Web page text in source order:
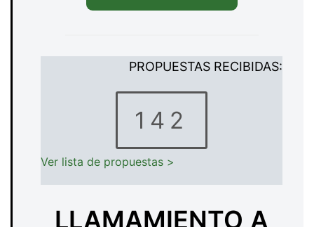
PROPUESTAS RECIBIDAS:
142
Ver lista de propuestas >
LLAMAMIENTO A